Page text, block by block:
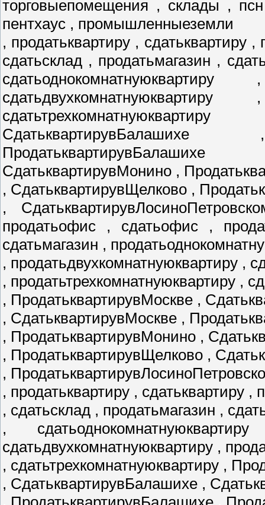
торговыепомещения , склады ,
пентхаус , промышленныеземли
, продатьквартиру , сдатьквартиру
сдатьсклад , продатьмагазин ,
СдатьквартирувМонино ,
, СдатьквартирувЩелково ,
,
продатьофис , сдатьофис ,
сдатьмагазин ,
, продатьдвухкомнатнуюквартиру ,
, продатьтрехкомнатнуюквартиру ,
, ПродатьквартирувМоскве ,
, СдатьквартирувМоскве ,
, ПродатьквартирувМонино ,
, ПродатьквартирувЩелково ,
,
, продатьквартиру , сдатьквартиру
, сдатьсклад , продатьмагазин ,
,
сдатьдвухкомнатнуюквартиру ,
, сдатьтрехкомнатнуюквартиру ,
, СдатьквартирувБалашихе ,